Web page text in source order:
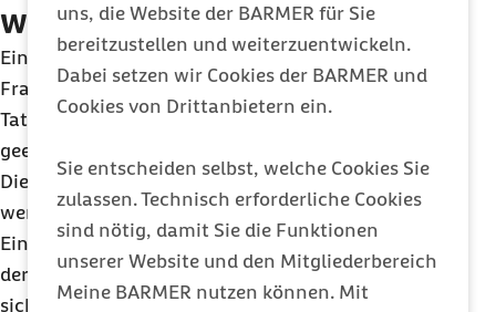
uns, die Website der BARMER für Sie
bereitzustellen und weiterzuentwickeln.
Dabei setzen wir Cookies der BARMER und
Cookies von Drittanbietern ein.
Sie entscheiden selbst, welche Cookies Sie
zulassen. Technisch erforderliche Cookies
sind nötig, damit Sie die Funktionen
unserer Website und den Mitgliederbereich
Meine BARMER nutzen können. Mit
wen ist es geeignet?
Ein Missverständnis über Pilates ist, dass es nur für
Frauen oder bereits fitte Menschen geeignet sei.
Tatsächlich ist Pilates für alle Interessierten
geeignet, unabhängig von Alter und Fitnesslevel.
Die Übungen können individuell angepasst
werden, so dass auch Menschen mit körperlichen
Einschränkungen oder Anfänger von den Vorteilen
der Übungen profitieren. „Es geht nicht nur um die
sichtbaren Muskeln, sondern auch um innere